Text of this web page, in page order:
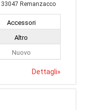
33047 Remanzacco
Accessori
Altro
Nuovo
Dettagli»